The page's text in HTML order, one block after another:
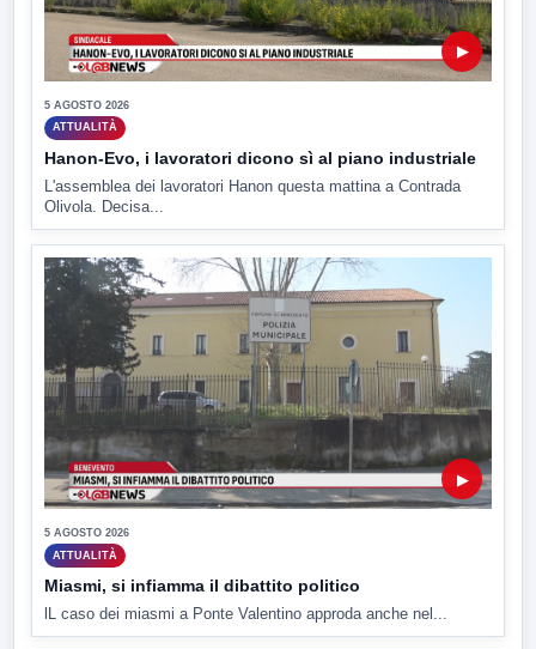
▶
5 AGOSTO 2026
ATTUALITÀ
Hanon-Evo, i lavoratori dicono sì al piano industriale
L'assemblea dei lavoratori Hanon questa mattina a Contrada
Olivola. Decisa...
▶
5 AGOSTO 2026
ATTUALITÀ
Miasmi, si infiamma il dibattito politico
lL caso dei miasmi a Ponte Valentino approda anche nel...